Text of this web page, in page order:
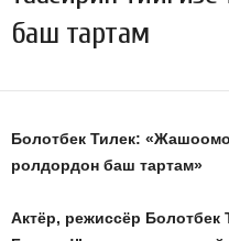
баш тартам
Болотбек Тилек: «Жашоомо
ролдордон баш тартам»
Актёр, режиссёр Болотбек